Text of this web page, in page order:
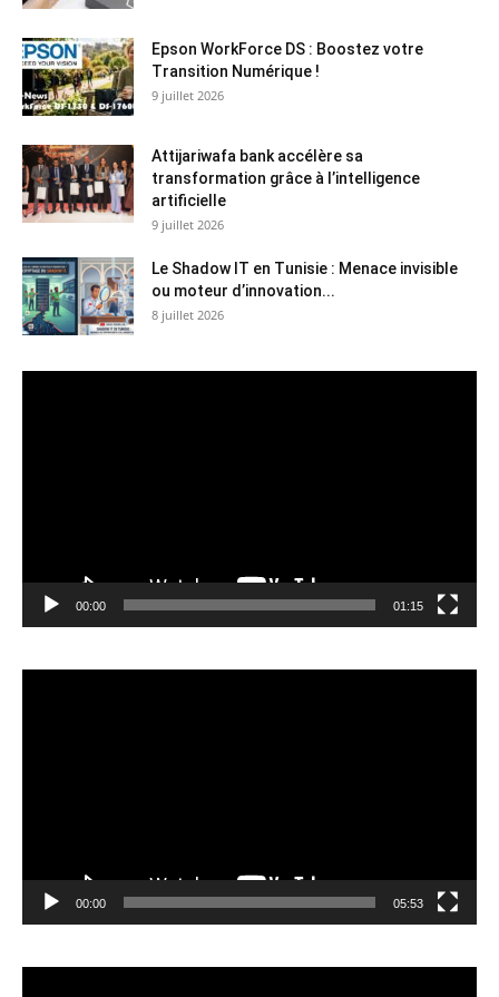
Epson WorkForce DS : Boostez votre
Transition Numérique !
9 juillet 2026
Attijariwafa bank accélère sa
transformation grâce à l’intelligence
artificielle
9 juillet 2026
Le Shadow IT en Tunisie : Menace invisible
ou moteur d’innovation...
8 juillet 2026
00:00 01:15
00:00 05:53